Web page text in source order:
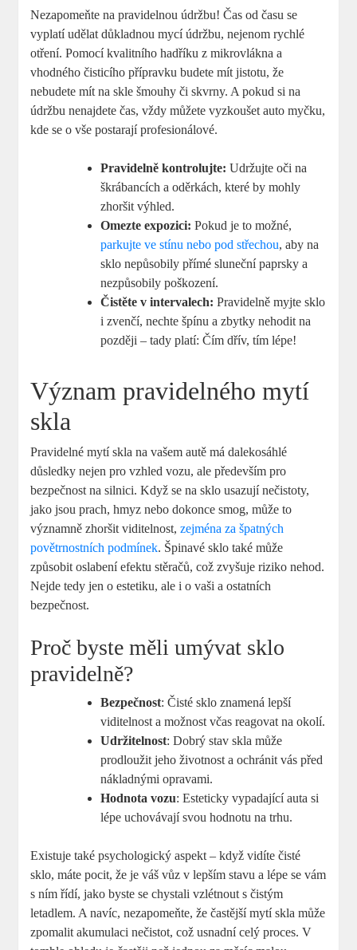
Nezapomeňte na pravidelnou údržbu! Čas od času se
vyplatí udělat důkladnou mycí údržbu, nejenom rychlé
otření. Pomocí kvalitního hadříku z mikrovlákna a
vhodného čisticího přípravku budete mít jistotu, že
nebudete mít na skle šmouhy či skvrny. A pokud si na
údržbu nenajdete čas, vždy můžete vyzkoušet auto myčku,
kde se o vše postarají profesionálové.
Pravidelně kontrolujte: Udržujte oči na
škrábancích a oděrkách, které by mohly
zhoršit výhled.
Omezte expozici: Pokud je to možné,
parkujte ve stínu nebo pod střechou, aby na
sklo nepůsobily přímé sluneční paprsky a
nezpůsobily poškození.
Čistěte v intervalech: Pravidelně myjte sklo
i zvenčí, nechte špínu a zbytky nehodit na
později – tady platí: Čím dřív, tím lépe!
Význam pravidelného mytí
skla
Pravidelné mytí skla na vašem autě má dalekosáhlé
důsledky nejen pro vzhled vozu, ale především pro
bezpečnost na silnici. Když se na sklo usazují nečistoty,
jako jsou prach, hmyz nebo dokonce smog, může to
významně zhoršit viditelnost,zejména za špatných
povětrnostních podmínek. Špinavé sklo také může
způsobit oslabení efektu stěračů, což zvyšuje riziko nehod.
Nejde tedy jen o estetiku, ale i o vaši a ostatních
bezpečnost.
Proč byste měli umývat sklo
pravidelně?
Bezpečnost: Čisté sklo znamená lepší
viditelnost a možnost včas reagovat na okolí.
Udržitelnost: Dobrý stav skla může
prodloužit jeho životnost a ochránit vás před
nákladnými opravami.
Hodnota vozu: Esteticky vypadající auta si
lépe uchovávají svou hodnotu na trhu.
Existuje také psychologický aspekt – když vidíte čisté
sklo, máte pocit, že je váš vůz v lepším stavu a lépe se vám
s ním řídí, jako byste se chystali vzlétnout s čistým
letadlem. A navíc, nezapomeňte, že častější mytí skla může
zpomalit akumulaci nečistot, což usnadní celý proces. V